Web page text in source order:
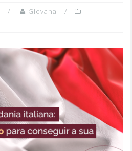
Giovana